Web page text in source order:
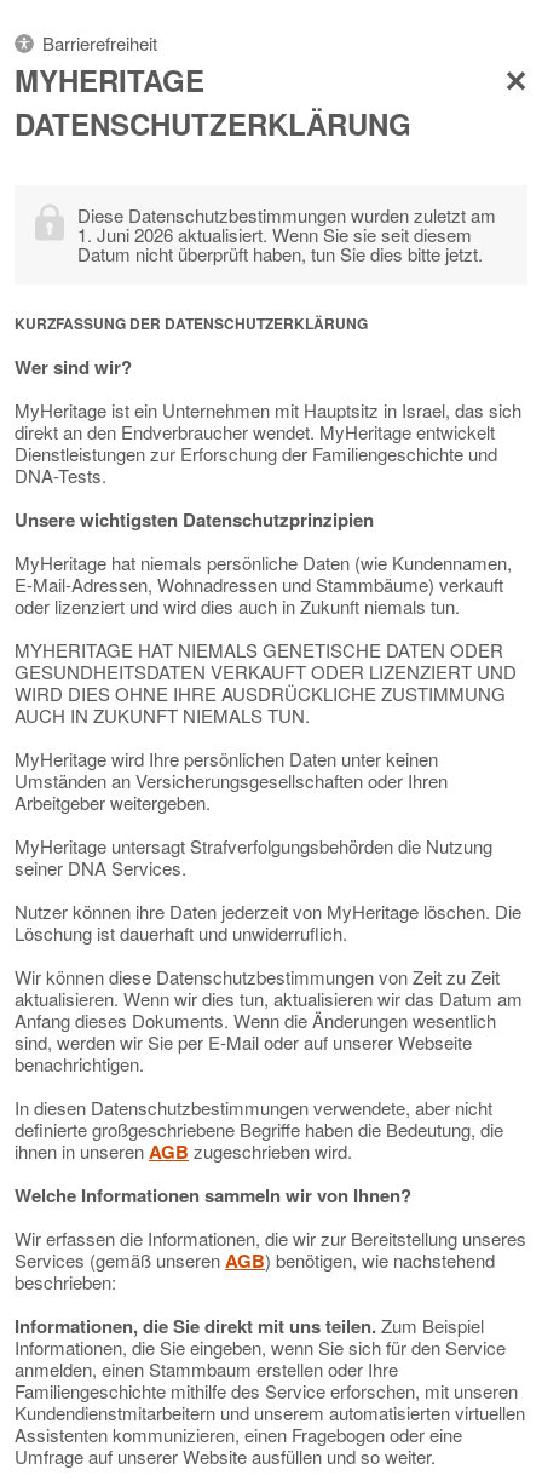
Barrierefreiheit
MYHERITAGE
DATENSCHUTZERKLÄRUNG
Diese Datenschutzbestimmungen wurden zuletzt am
1. Juni 2026 aktualisiert. Wenn Sie sie seit diesem
Datum nicht überprüft haben, tun Sie dies bitte jetzt.
KURZFASSUNG DER DATENSCHUTZERKLÄRUNG
Wer sind wir?
MyHeritage ist ein Unternehmen mit Hauptsitz in Israel, das sich
direkt an den Endverbraucher wendet. MyHeritage entwickelt
Dienstleistungen zur Erforschung der Familiengeschichte und
DNA-Tests.
Unsere wichtigsten Datenschutzprinzipien
MyHeritage hat niemals persönliche Daten (wie Kundennamen,
E-Mail-Adressen, Wohnadressen und Stammbäume) verkauft
oder lizenziert und wird dies auch in Zukunft niemals tun.
MYHERITAGE HAT NIEMALS GENETISCHE DATEN ODER
GESUNDHEITSDATEN VERKAUFT ODER LIZENZIERT UND
WIRD DIES OHNE IHRE AUSDRÜCKLICHE ZUSTIMMUNG
AUCH IN ZUKUNFT NIEMALS TUN.
MyHeritage wird Ihre persönlichen Daten unter keinen
Umständen an Versicherungsgesellschaften oder Ihren
Arbeitgeber weitergeben.
MyHeritage untersagt Strafverfolgungsbehörden die Nutzung
seiner DNA Services.
Nutzer können ihre Daten jederzeit von MyHeritage löschen. Die
Löschung ist dauerhaft und unwiderruflich.
Wir können diese Datenschutzbestimmungen von Zeit zu Zeit
aktualisieren. Wenn wir dies tun, aktualisieren wir das Datum am
Anfang dieses Dokuments. Wenn die Änderungen wesentlich
sind, werden wir Sie per E-Mail oder auf unserer Webseite
benachrichtigen.
In diesen Datenschutzbestimmungen verwendete, aber nicht
definierte großgeschriebene Begriffe haben die Bedeutung, die
ihnen in unserenAGB zugeschrieben wird.
Welche Informationen sammeln wir von Ihnen?
Wir erfassen die Informationen, die wir zur Bereitstellung unseres
Services (gemäß unserenAGB) benötigen, wie nachstehend
beschrieben:
Informationen, die Sie direkt mit uns teilen.Zum Beispiel
Informationen, die Sie eingeben, wenn Sie sich für den Service
anmelden, einen Stammbaum erstellen oder Ihre
Familiengeschichte mithilfe des Service erforschen, mit unseren
Kundendienstmitarbeitern und unserem automatisierten virtuellen
Assistenten kommunizieren, einen Fragebogen oder eine
Umfrage auf unserer Website ausfüllen und so weiter.